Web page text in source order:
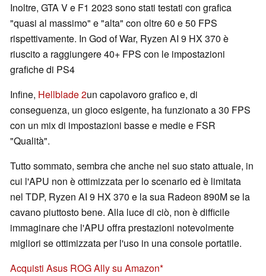
Inoltre, GTA V e F1 2023 sono stati testati con grafica
"quasi al massimo" e "alta" con oltre 60 e 50 FPS
rispettivamente. In God of War, Ryzen AI 9 HX 370 è
riuscito a raggiungere 40+ FPS con le impostazioni
grafiche di PS4
Infine, Hellblade 2un capolavoro grafico e, di
conseguenza, un gioco esigente, ha funzionato a 30 FPS
con un mix di impostazioni basse e medie e FSR
"Qualità".
Tutto sommato, sembra che anche nel suo stato attuale, in
cui l'APU non è ottimizzata per lo scenario ed è limitata
nel TDP, Ryzen AI 9 HX 370 e la sua Radeon 890M se la
cavano piuttosto bene. Alla luce di ciò, non è difficile
immaginare che l'APU offra prestazioni notevolmente
migliori se ottimizzata per l'uso in una console portatile.
Acquisti Asus ROG Ally su Amazon